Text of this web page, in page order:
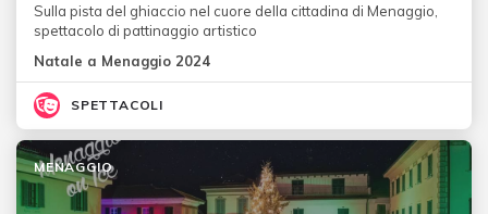
Sulla pista del ghiaccio nel cuore della cittadina di Menaggio,
spettacolo di pattinaggio artistico
Natale a Menaggio 2024
SPETTACOLI
MENAGGIO